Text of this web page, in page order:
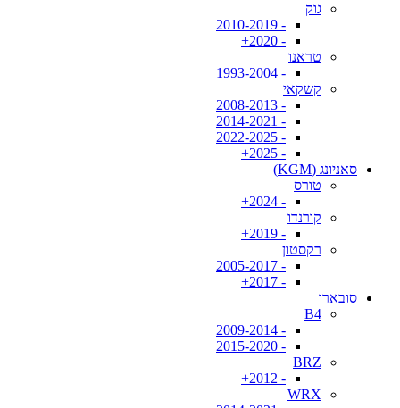
גוק
- 2010-2019
- 2020+
טראנו
- 1993-2004
קשקאי
- 2008-2013
- 2014-2021
- 2022-2025
- 2025+
סאניונג (KGM)
טורס
- 2024+
קורנדו
- 2019+
רקסטון
- 2005-2017
- 2017+
סובארו
B4
- 2009-2014
- 2015-2020
BRZ
- 2012+
WRX